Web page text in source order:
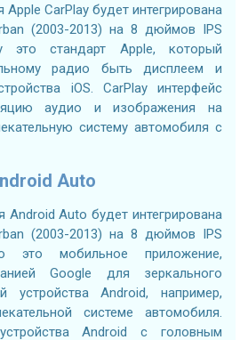
CarPlay будет интегрирована
(2003-2013) на 8 дюймов IPS
это стандарт Apple, который
радио быть дисплеем и
iOS. CarPlay интерфейс
аудио и изображения на
систему автомобиля с
Auto
Android Auto будет интегрирована
(2003-2013) на 8 дюймов IPS
это мобильное приложение,
Google для зеркального
устройства Android, например,
системе автомобиля.
Android с головным